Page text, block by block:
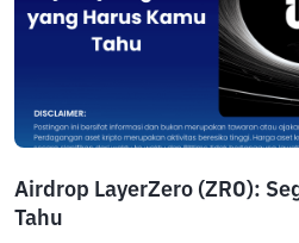
Airdrop LayerZero (ZRO):
Tahu